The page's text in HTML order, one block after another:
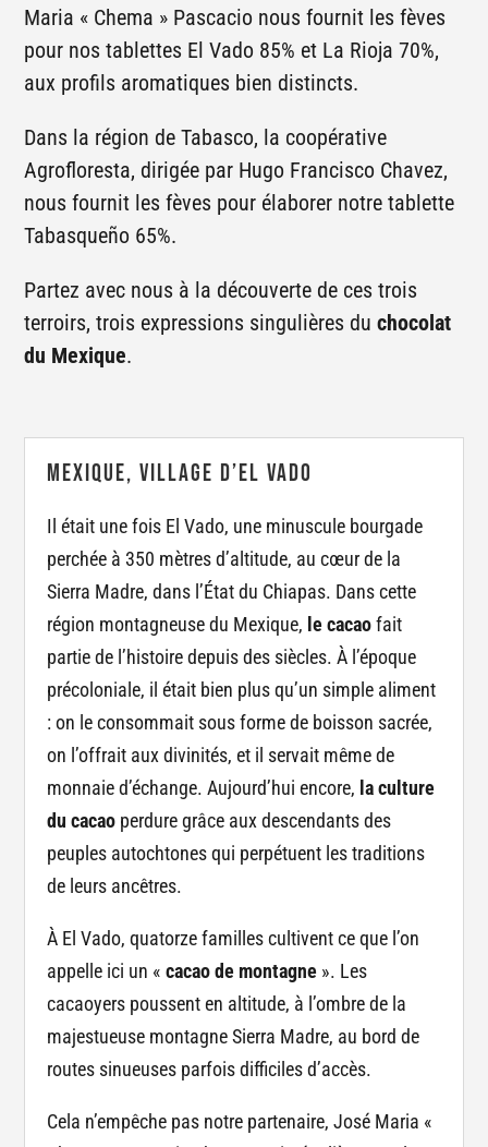
Maria « Chema » Pascacio nous fournit les fèves
pour nos tablettes El Vado 85% et La Rioja 70%,
aux profils aromatiques bien distincts.
Dans la région de Tabasco, la coopérative
Agrofloresta, dirigée par Hugo Francisco Chavez,
nous fournit les fèves pour élaborer notre tablette
Tabasqueño 65%.
Partez avec nous à la découverte de ces trois
terroirs, trois expressions singulières duchocolat
du Mexique.
Mexique, village d’El Vado
Il était une fois El Vado, une minuscule bourgade
perchée à 350 mètres d’altitude, au cœur de la
Sierra Madre, dans l’État du Chiapas. Dans cette
région montagneuse du Mexique, le cacaofait
partie de l’histoire depuis des siècles. À l’époque
précoloniale, il était bien plus qu’un simple aliment
: on le consommait sous forme de boisson sacrée,
on l’offrait aux divinités, et il servait même de
monnaie d’échange. Aujourd’hui encore, la culture
du cacao perdure grâce aux descendants des
peuples autochtones qui perpétuent les traditions
de leurs ancêtres.
À El Vado, quatorze familles cultivent ce que l’on
appelle ici un «cacao de montagne ». Les
cacaoyers poussent en altitude, à l’ombre de la
majestueuse montagne Sierra Madre, au bord de
routes sinueuses parfois difficiles d’accès.
Cela n’empêche pas notre partenaire, José Maria «